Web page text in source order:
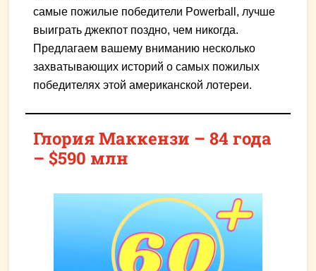
самые пожилые победители Powerball, лучше
выиграть джекпот поздно, чем никогда.
Предлагаем вашему вниманию несколько
захватывающих историй о самых пожилых
победителях этой американской лотереи.
Глория Маккензи – 84 года
– $590 млн